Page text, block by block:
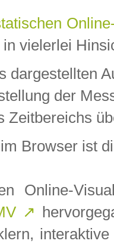
vielerlei
dargestellten
der
Zeitbereichs
Browser ist
Online-
↗